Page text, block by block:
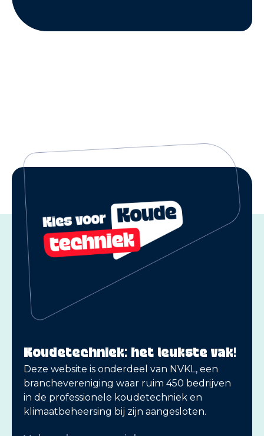
Koudetechniek: het leukste vak!
Deze website is onderdeel van NVKL, een
branchevereniging waar ruim 450 bedrijven
in de professionele koudetechniek en
klimaatbeheersing bij zijn aangesloten.